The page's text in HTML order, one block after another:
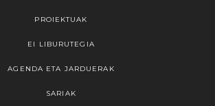
PROIEKTUAK
EI LIBURUTEGIA
AGENDA ETA JARDUERAK
SARIAK